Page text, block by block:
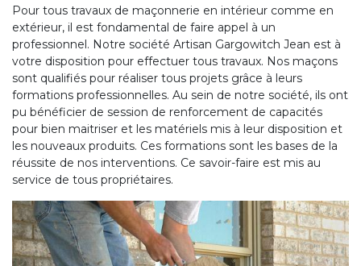
Pour tous travaux de maçonnerie en intérieur comme en
extérieur, il est fondamental de faire appel à un
professionnel. Notre société Artisan Gargowitch Jean est à
votre disposition pour effectuer tous travaux. Nos maçons
sont qualifiés pour réaliser tous projets grâce à leurs
formations professionnelles. Au sein de notre société, ils ont
pu bénéficier de session de renforcement de capacités
pour bien maitriser et les matériels mis à leur disposition et
les nouveaux produits. Ces formations sont les bases de la
réussite de nos interventions. Ce savoir-faire est mis au
service de tous propriétaires.